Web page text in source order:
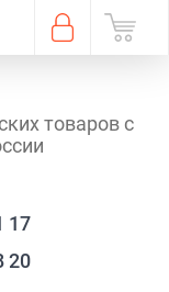
товаров с
17
20